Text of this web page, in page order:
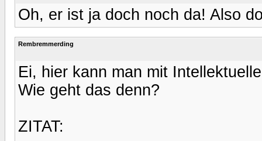
Oh, er ist ja doch noch da! Also
Rembremmerding
Ei, hier kann man mit
Wie geht das denn?
ZITAT: